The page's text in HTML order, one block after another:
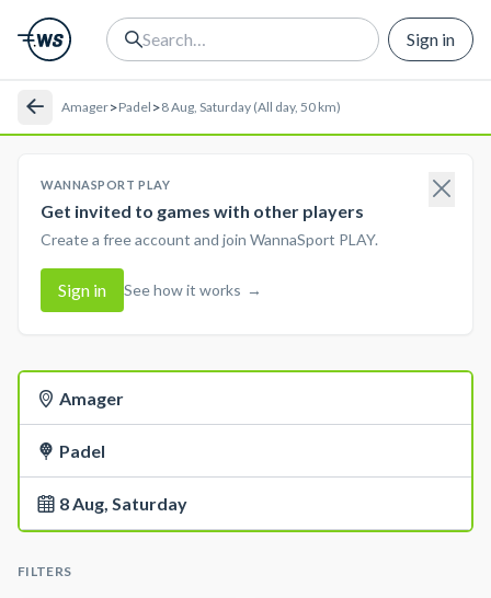
Sign in
Amager>Padel >8 Aug, Saturday (All day, 50 km)
WANNASPORT PLAY
Get invited to games with other players
Create a free account and join WannaSport PLAY.
Sign in See how it works →
Amager
Padel
8 Aug, Saturday
FILTERS